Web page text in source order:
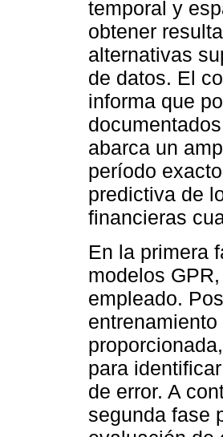
temporal y
obtener
alternativas
de datos. El
informa que
abarca un
período
predictiva de
financieras
En la primera
modelos
empleado.
para
de error. A
segunda fase